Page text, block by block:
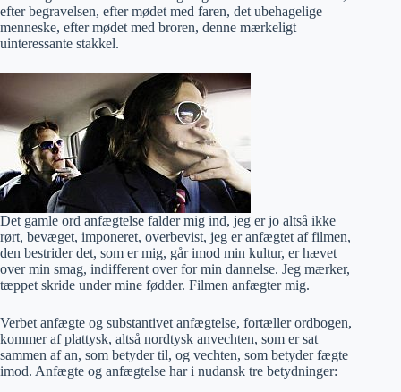
efter begravelsen, efter mødet med faren, det ubehagelige
menneske, efter mødet med broren, denne mærkeligt
uinteressante stakkel.
Det gamle ord anfægtelse falder mig ind, jeg er jo altså ikke
rørt, bevæget, imponeret, overbevist, jeg er anfægtet af filmen,
den bestrider det, som er mig, går imod min kultur, er hævet
over min smag, indifferent over for min dannelse. Jeg mærker,
tæppet skride under mine fødder. Filmen anfægter mig.
Verbet anfægte og substantivet anfægtelse, fortæller ordbogen,
kommer af plattysk, altså nordtysk anvechten, som er sat
sammen af an, som betyder til, og vechten, som betyder fægte
imod. Anfægte og anfægtelse har i nudansk tre betydninger: